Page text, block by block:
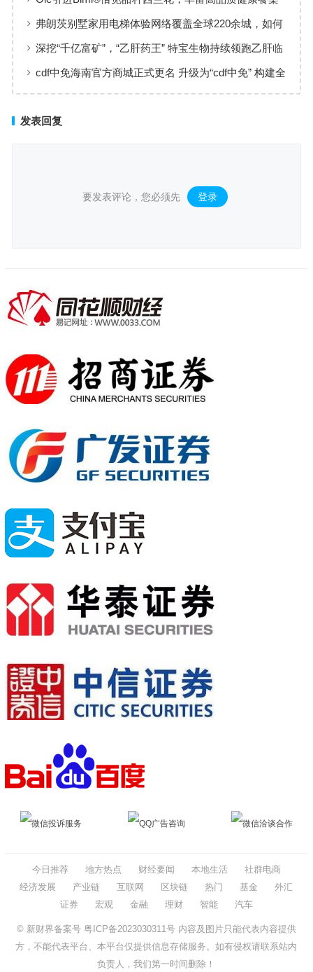
新选择
弗朗茨别墅家用电梯体验网络覆盖全球220余城，如何
实现高效服务响应
深挖“千亿富矿”，“乙肝药王” 特宝生物持续领跑乙肝临
床治愈
cdf中免海南官方商城正式更名 升级为“cdf中免” 构建全
发表回复
要发表评论，您必须先 登录 。
微信投诉服务 QQ广告咨询 微信洽谈合作
今日推荐 地方热点 财经要闻 本地生活
社群电商
经济发展
产业链 互联网 区块链 热门 基金
外汇
证券
宏观 金融 理财 智能 汽车
© 新财界备案号 粤ICP备2023030311号内容及图片只能代表内容提供
方，不能代表平台、本平台仅提供信息存储服务。如有侵权请联系站内
负责人，我们第一时间删除！